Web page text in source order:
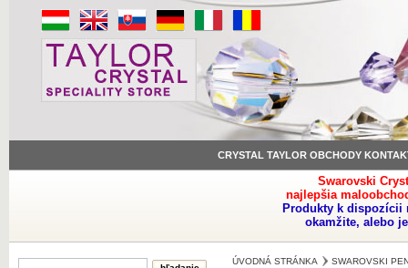
CRYSTAL TAYLOR OBCHODY
Swarovski
najlepšia
Produkty k dispozícii
okamžite, alebo
ÚVODNÁ STRÁNKA SWAROVSKI